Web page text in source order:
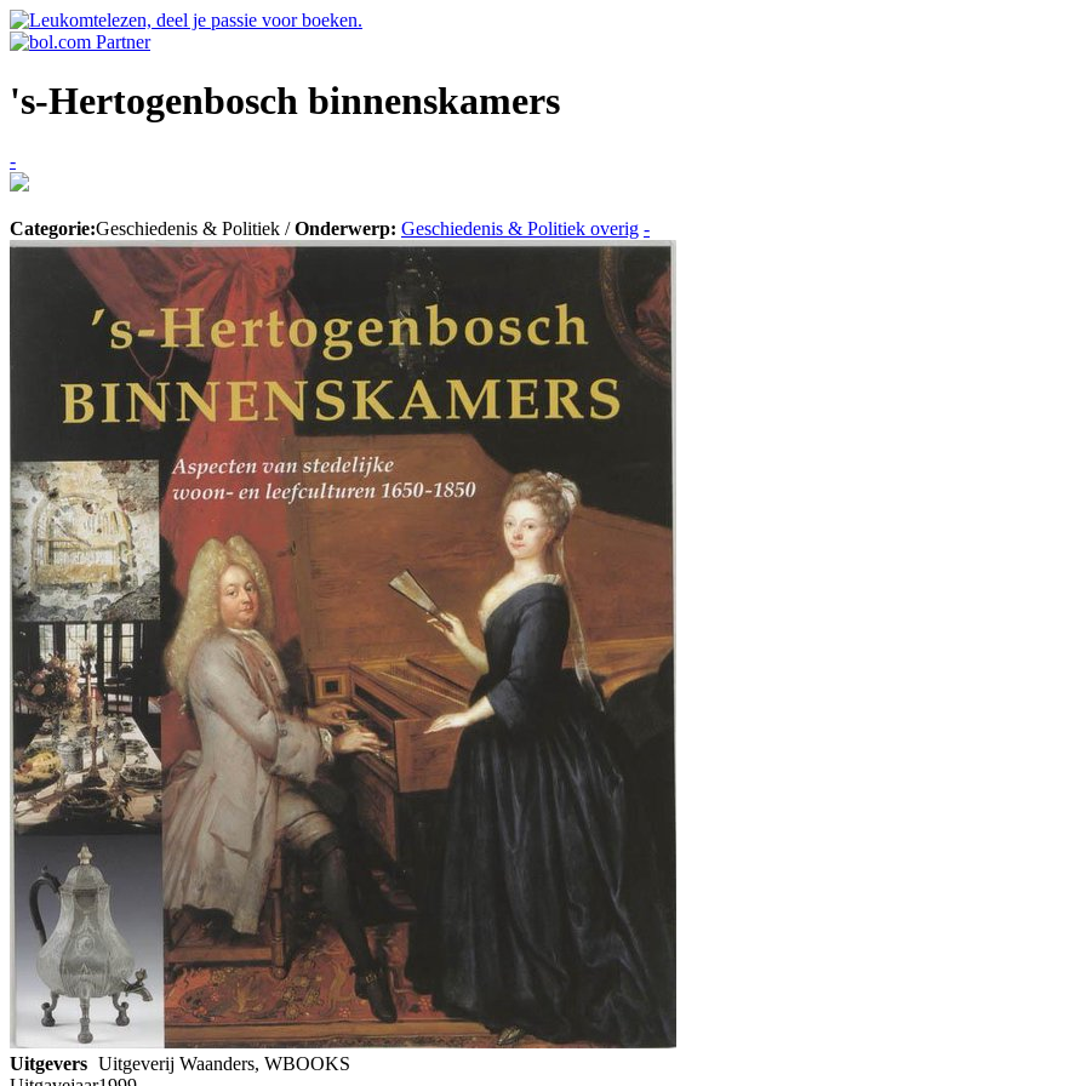
's-Hertogenbosch binnenskamers
-
Categorie:Geschiedenis & Politiek /Onderwerp: Geschiedenis & Politiek overig -
Uitgevers Uitgeverij Waanders, WBOOKS